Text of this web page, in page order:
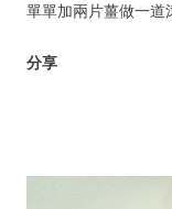
單單加兩片薑做一道
分享